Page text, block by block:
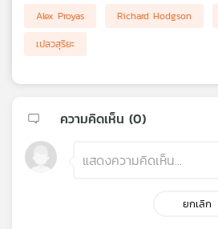
Alex Proyas
Richard Hodgson
เปลวสุริยะ
ความคิดเห็น (0)
ยกเลิก